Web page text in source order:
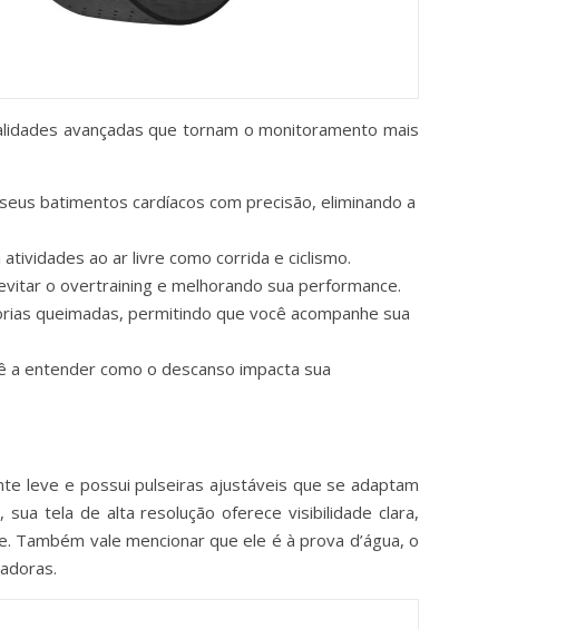
avançadas que tornam o monitoramento mais
batimentos cardíacos com precisão, eliminando a
ao ar livre como corrida e ciclismo.
o overtraining e melhorando sua performance.
queimadas, permitindo que você acompanhe sua
entender como o descanso impacta sua
leve e possui pulseiras ajustáveis que se adaptam
tela de alta resolução oferece visibilidade clara,
vale mencionar que ele é à prova d’água, o